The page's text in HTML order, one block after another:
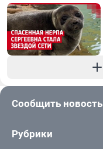
Сообщить новость
Рубрики